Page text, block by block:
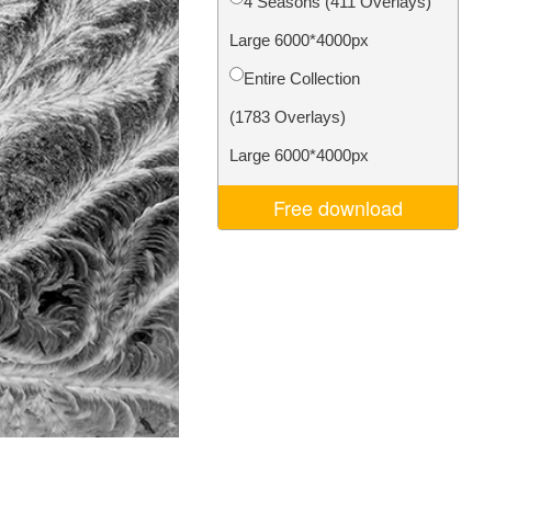
AI Video Editing Services
Large 6000*4000px
Entire Collection
(1783 Overlays)
Large 6000*4000px
Free download